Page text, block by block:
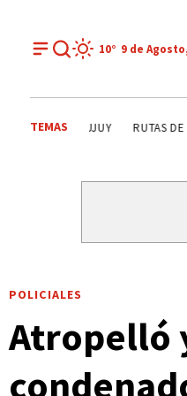
10° 9 de Agosto
TEMAS LA QUIACA
POLICIALES
Atropelló